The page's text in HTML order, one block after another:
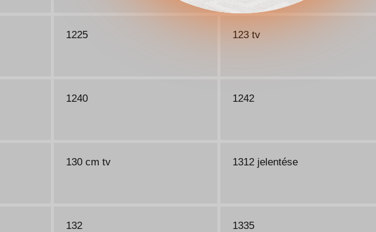
1225 123 tv
1240 1242
130 cm tv 1312 jelentése
132 1335